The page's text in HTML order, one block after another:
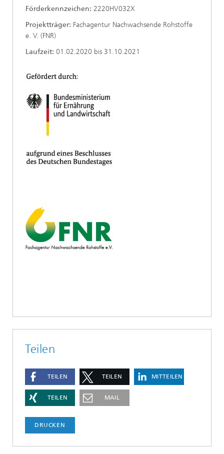
Förderkennzeichen: 2220HV032X
Projektträger: Fachagentur Nachwachsende Rohstoffe
e. V. (FNR)
Laufzeit: 01.02.2020 bis 31.10.2021
Teilen
TEILEN TEILEN MITTEILEN
TEILEN MAIL
DRUCKEN